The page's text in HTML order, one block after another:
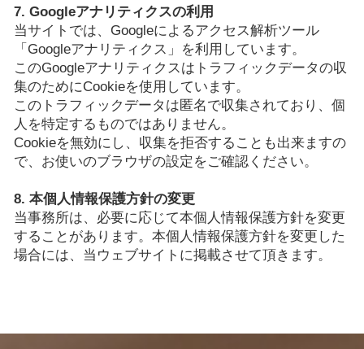
7. Googleアナリティクスの利用
当サイトでは、Googleによるアクセス解析ツール
「Googleアナリティクス」を利用しています。
このGoogleアナリティクスはトラフィックデータの収
集のためにCookieを使用しています。
このトラフィックデータは匿名で収集されており、個
人を特定するものではありません。
Cookieを無効にし、収集を拒否することも出来ますの
で、お使いのブラウザの設定をご確認ください。
8. 本個人情報保護方針の変更
当事務所は、必要に応じて本個人情報保護方針を変更
することがあります。本個人情報保護方針を変更した
場合には、当ウェブサイトに掲載させて頂きます。